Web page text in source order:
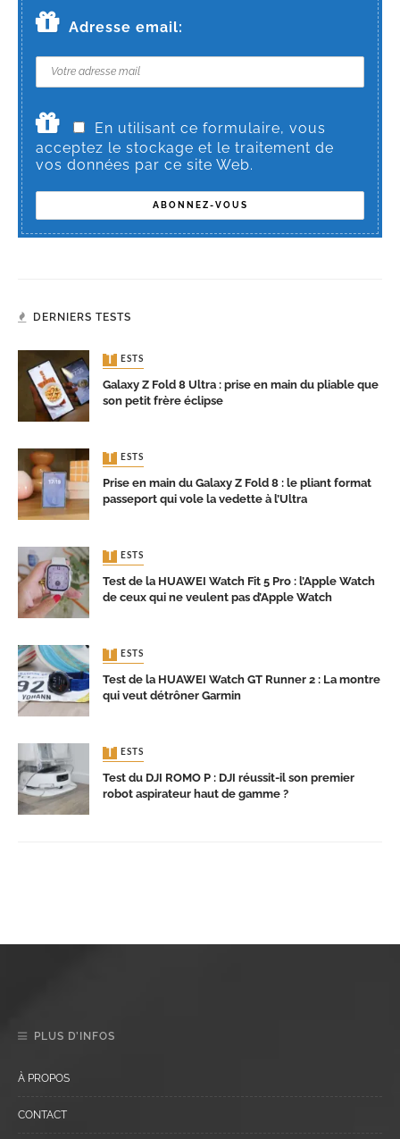
Adresse email:
En utilisant ce formulaire, vous
acceptez le stockage et le traitement de
vos données par ce site Web.
DERNIERS TESTS
TESTS
Galaxy Z Fold 8 Ultra : prise en main du pliable que
son petit frère éclipse
TESTS
Prise en main du Galaxy Z Fold 8 : le pliant format
passeport qui vole la vedette à l’Ultra
TESTS
Test de la HUAWEI Watch Fit 5 Pro : l’Apple Watch
de ceux qui ne veulent pas d’Apple Watch
TESTS
Test de la HUAWEI Watch GT Runner 2 : La montre
qui veut détrôner Garmin
TESTS
Test du DJI ROMO P : DJI réussit-il son premier
robot aspirateur haut de gamme ?
PLUS D’INFOS
À PROPOS
CONTACT